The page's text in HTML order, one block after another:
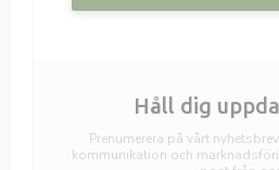
Håll dig
Prenumerera på vårt
kommunikation och